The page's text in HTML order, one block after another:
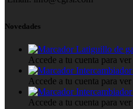
Novedades
Latiguillo de
Accede a tu cuenta para
Accede a tu cuenta para
Accede a tu cuenta para